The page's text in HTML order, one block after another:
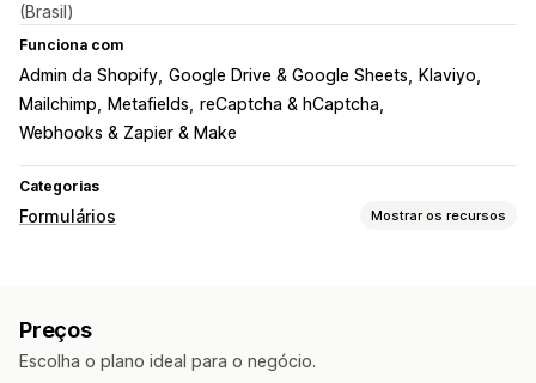
(Brasil)
Funciona com
Admin da Shopify Google Drive & Google Sheets
Klaviyo
Mailchimp
Metafields reCaptcha & hCaptcha
Webhooks & Zapier & Make
Categorias
Formulários Mostrar os recursos
Upload de arquivo
Inscrições Pesquisas
Preços
Escolha o plano ideal para o negócio.